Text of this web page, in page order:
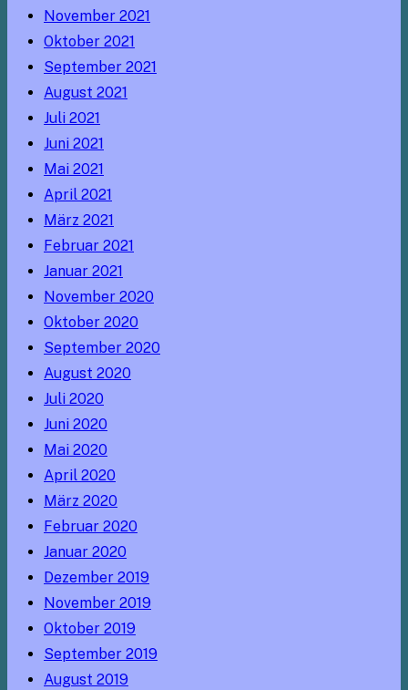
November 2021
Oktober 2021
September 2021
August 2021
Juli 2021
Juni 2021
Mai 2021
April 2021
März 2021
Februar 2021
Januar 2021
November 2020
Oktober 2020
September 2020
August 2020
Juli 2020
Juni 2020
Mai 2020
April 2020
März 2020
Februar 2020
Januar 2020
Dezember 2019
November 2019
Oktober 2019
September 2019
August 2019